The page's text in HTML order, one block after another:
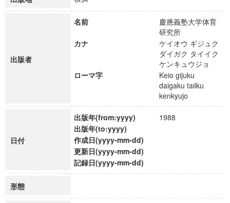
出版者
名前
慶應義塾大学体育
研究所
カナ
ケイオウ ギジュク
ダイガク タイイク
ケンキュウジョ
ローマ字
Keio gijuku
daigaku taiiku
kenkyujo
日付
出版年(from:yyyy)
1988
出版年(to:yyyy)
作成日(yyyy-mm-dd)
更新日(yyyy-mm-dd)
記録日(yyyy-mm-dd)
形態